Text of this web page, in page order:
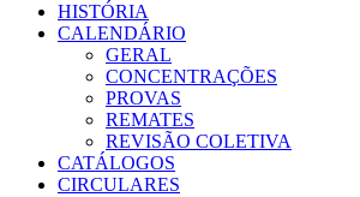
HISTÓRIA
CALENDÁRIO
GERAL
CONCENTRAÇÕES
PROVAS
REMATES
REVISÃO COLETIVA
CATÁLOGOS
CIRCULARES